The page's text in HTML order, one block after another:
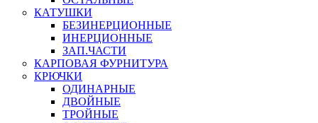
КАТУШКИ
БЕЗИНЕРЦИОННЫЕ
ИНЕРЦИОННЫЕ
ЗАП.ЧАСТИ
КАРПОВАЯ ФУРНИТУРА
КРЮЧКИ
ОДИНАРНЫЕ
ДВОЙНЫЕ
ТРОЙНЫЕ